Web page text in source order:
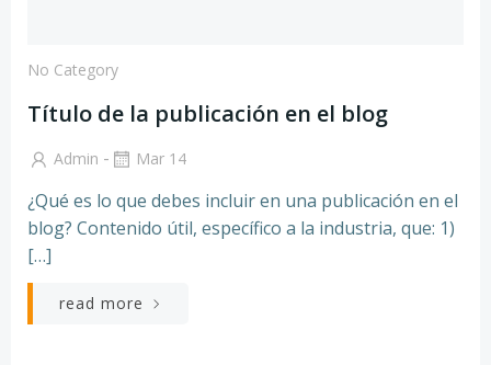
No Category
Título de la publicación en el blog
Admin - Mar 14
¿Qué es lo que debes incluir en una publicación en el
blog? Contenido útil, específico a la industria, que: 1)
[…]
read more